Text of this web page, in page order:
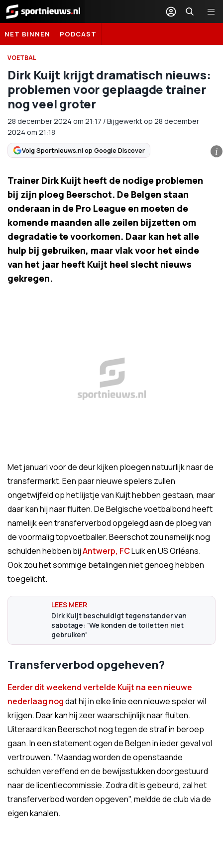
Sportnieuws.nl
NET BINNEN PODCAST
VOETBAL
Dirk Kuijt krijgt dramatisch nieuws:
problemen voor geplaagde trainer
nog veel groter
28 december 2024 om 21:17 /Bijgewerkt op 28 december
2024 om 21:18
Volg Sportnieuws.nl op Google Discover i
Trainer Dirk Kuijt heeft de nodige problemen
bij zijn ploeg Beerschot. De Belgen staan
onderaan in de Pro League en moeten de
komende maanden alle zeilen bijzetten om
degradatie te voorkomen. Daar kan het alle
hulp bij gebruiken, maar vlak voor het einde
van het jaar heeft Kuijt heel slecht nieuws
gekregen.
Met januari voor de deur kijken ploegen natuurlijk naar de
transfermarkt. Een paar nieuwe spelers zullen
ongetwijfeld op het lijstje van Kuijt hebben gestaan, maar
daar kan hij naar fluiten. De Belgische voetbalbond heeft
namelijk een transferverbod opgelegd aan de ploeg van
de voormalig topvoetballer. Beerschot zou namelijk nog
schulden hebben bijAntwerp, FCLuik en US Orléans.
Ook zou het sommige betalingen niet genoeg hebben
toegelicht.
Dirk Kuijt beschuldigt tegenstander van
sabotage: 'We konden de toiletten niet
gebruiken'
Transferverbod opgeheven?
Eerder dit weekend vertelde Kuijt na een nieuwe
nederlaag nogdat hij in elke linie een nieuwe speler wil
krijgen. Daar kan hij zeer waarschijnlijk naar fluiten.
Uiteraard kan Beerschot nog tegen de straf in beroep
gaan. In een statement ogen de Belgen in ieder geval vol
vertrouwen. "Maandag worden de openstaande
schulden vereffend en de bewijsstukken doorgestuurd
naar de licentiecommissie. Zodra dit is gebeurd, zal het
transferverbod worden opgeven", meldde de club via de
eigen kanalen.